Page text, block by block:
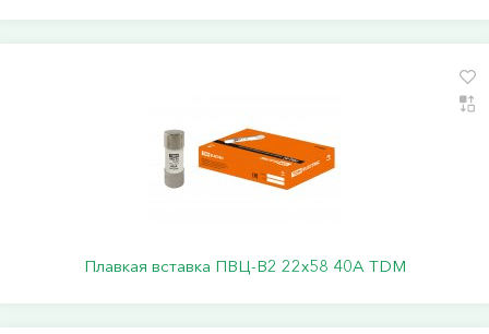
Плавкая вставка ПВЦ-В2 22х58 40А TDM